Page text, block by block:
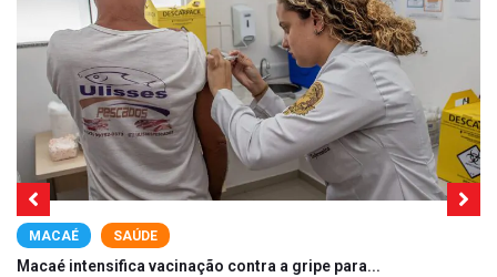
MACAÉ SAÚDE
Macaé intensifica vacinação contra a gripe para...